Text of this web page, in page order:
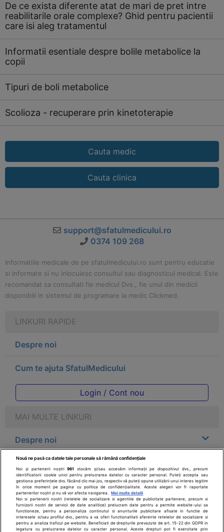
De ce exista diferente atat de mari de pret intre
reabilitarile orale complexe? Ghid pentru pacientii
care isi aleg tratamentul
Informatii esentiale despre bolile metabolice la
copii
Tipuri de boli metabolice
Scolioza - recuperare prin kinetoterapie
Cauta medic
Cauta clinica
support@sfatulmedicului.ro
0374 109 268
Informatiile medicale de pe sfatulmedicului.ro sunt pentru educatie
si informare si nu inlocuiesc consultul sau diagnosticul medical. Este
recomandat sa consultati fie medicul Dvs., fie unul din medicii
disponibili in sistemul de programare la medic Clickmed.
LINKURI RAPIDE
Despre noi
Cum te ajuta SfatulMedicului
Login / Cont nou
MAI MULTE LINKURI
Despre noi
Legal
Drepturile consumatorului
Parteneri
Nouă ne pasă ca datele tale personale să rămână confidențiale
Noi și partenerii noștri961
stocăm și/sau accesăm informații pe dispozitivul dvs., precum
identificatorii cookie unici pentru prelucrarea datelor cu caracter personal. Puteți accepta sau
gestiona preferințele dvs. făcând clic mai jos, respectiv vă puteți opune utilizării unui interes legitim
în orice moment pe pagina cu politica de confidențialitate. Aceste alegeri vor fi raportate
partenerilor noștri și nu vă vor afecta navigarea.
Mai multe detalii
Noi si partenerii nostri (retelele de socializare si agentiile de publicitate partenere, precum si
furnizorii nostri de servicii de date analitice) prelucram date pentru a permite website-ului sa
functioneze, pentru a personaliza continutul si anunturile publicitare afisate in functie de
interesele si/sau profilul dvs., pentru a va oferi functionalitati aferente retelelor de socializare si
pentru a analiza traficul pe website. Beneficiati de drepturile prevazute de art. 15-22 din GDPR in
legatura cu prelucrarea datelor cu caracter personal. Aceste drepturi pot fi exercitate prin